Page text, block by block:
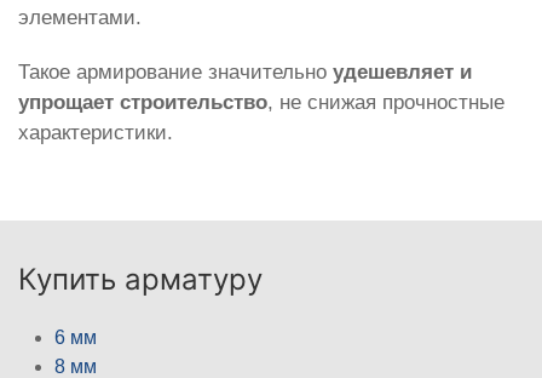
элементами.
Такое армирование значительно удешевляет и
упрощает строительство, не снижая прочностные
характеристики.
Купить арматуру
6 мм
8 мм